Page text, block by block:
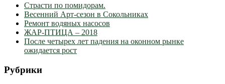
Страсти по помидорам.
Весенний Арт-сезон в Сокольниках
Ремонт водяных насосов
ЖАР-ПТИЦА – 2018
После четырех лет падения на оконном рынке
ожидается рост
Рубрики